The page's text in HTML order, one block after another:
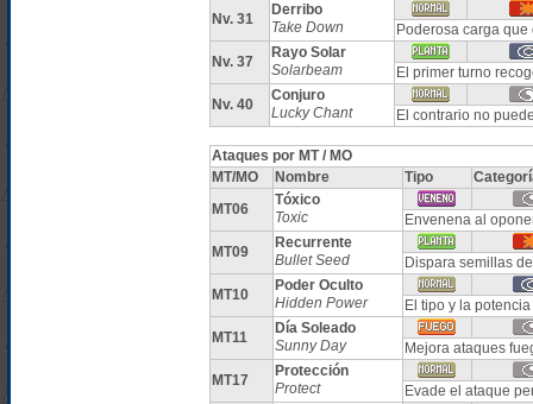
Nv. 31
Derribo
Take Down
Poderosa carga
Nv. 37
Rayo Solar
Solarbeam
El primer turno
Nv. 40
Conjuro
Lucky Chant
El contrario no
Ataques por MT / MO
MT/MO
Nombre Tipo
MT06
Tóxico
Toxic
Envenena al
MT09
Recurrente
Bullet Seed
Dispara semillas
MT10
Poder Oculto
Hidden Power
El tipo y la
MT11
Día Soleado
Sunny Day
Mejora ataques
MT17
Protección
Protect
Evade el ataque